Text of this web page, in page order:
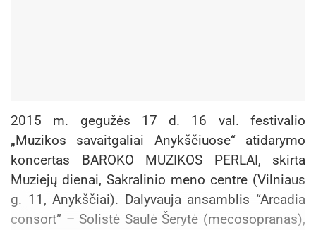
2015 m. gegužės 17 d. 16 val. festivalio
„Muzikos savaitgaliai Anykščiuose“ atidarymo
koncertas BAROKO MUZIKOS PERLAI, skirta
Muziejų dienai, Sakralinio meno centre (Vilniaus
g. 11, Anykščiai). Dalyvauja ansamblis “Arcadia
consort” – Solistė Saulė Šerytė (mecosopranas),